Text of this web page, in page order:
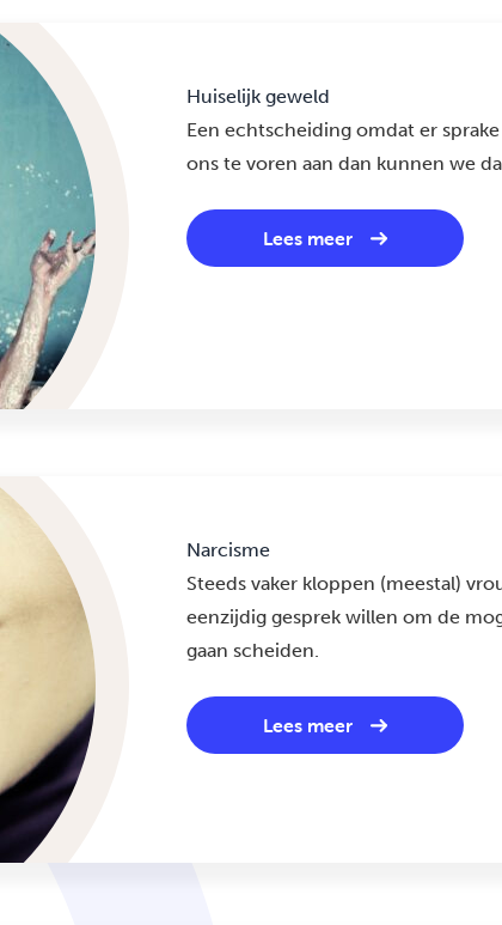
Huiselijk geweld
Een echtscheiding omdat er
ons te voren aan dan kunnen we
Lees meer
Narcisme
Steeds vaker kloppen (meestal)
eenzijdig gesprek willen om de
gaan scheiden.
Lees meer